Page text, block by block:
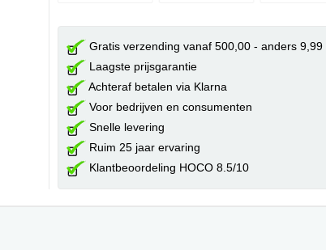
Gratis verzending vanaf 500,00 - anders 9,99
Laagste prijsgarantie
Achteraf betalen via Klarna
Voor bedrijven en consumenten
Snelle levering
Ruim 25 jaar ervaring
Klantbeoordeling HOCO 8.5/10